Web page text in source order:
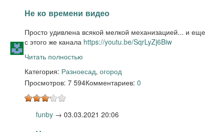
Не ко времени видео
Просто удивлена всякой мелкой механизацией... и еще
с этого же канала https://youtu.be/SqrLyZj6Biw
Читать полностью
Категория: Разноесад, огород
Просмотров: 7 594Комментариев: 0
funby → 03.03.2021 20:06